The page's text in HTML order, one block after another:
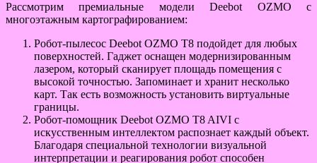
Рассмотрим премиальные модели Deebot OZMO c
многоэтажным картографированием:
Робот-пылесос Deebot OZMO T8 подойдет для любых
поверхностей. Гаджет оснащен модернизированным
лазером, который сканирует площадь помещения с
высокой точностью. Запоминает и хранит несколько
карт. Так есть возможность установить виртуальные
границы.
Робот-помощник Deebot OZMO T8 AIVI с
искусственным интеллектом распознает каждый объект.
Благодаря специальной технологии визуальной
интерпретации и реагирования робот способен